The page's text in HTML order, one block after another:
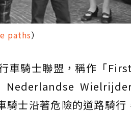
paths）
車騎士聯盟，稱作「
士沿著危險的道路騎行